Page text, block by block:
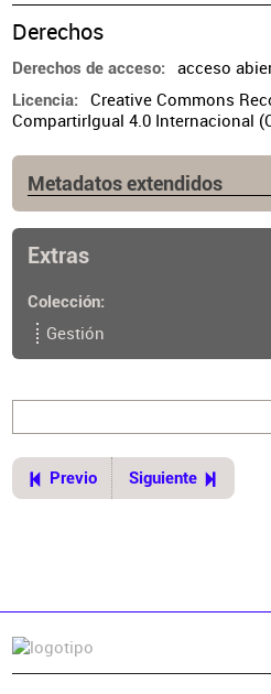
Derechos
Derechos de acceso acceso
Licencia
Creative Commons
CompartirIgual 4.0 Internacional
Metadatos extendidos
https://cpau.org/nota/
Extras
Colección
Gestión
Previo Siguiente